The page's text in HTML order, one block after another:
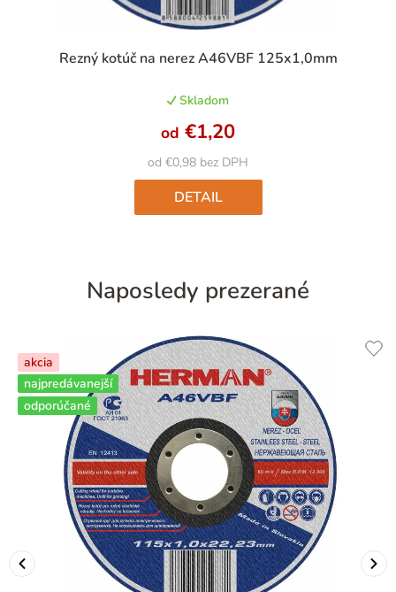
Rezný kotúč na nerez A46VBF 125x1,0mm
hodnotenie
je
4,9
z
5
hviezdičiek.
Skladom
od €0,98 bez DPH
od €1,20
DETAIL
Naposledy prezerané
akcia
najpredávanejší
odporúčané